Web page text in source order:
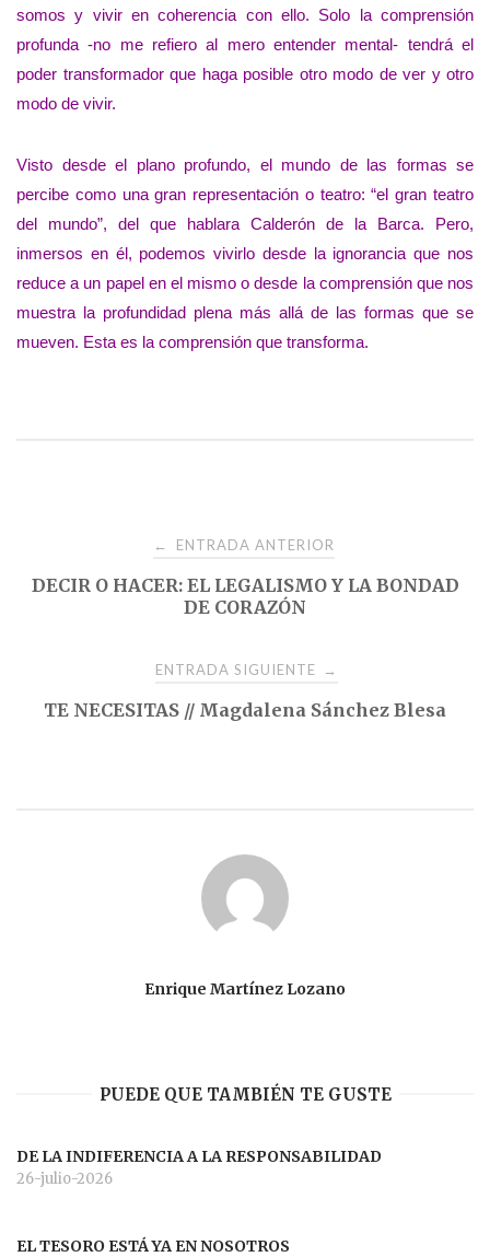
somos y vivir en coherencia con ello. Solo la comprensión
profunda -no me refiero al mero entender mental- tendrá el
poder transformador que haga posible otro modo de ver y otro
modo de vivir.
Visto desde el plano profundo, el mundo de las formas se
percibe como una gran representación o teatro: “el gran teatro
del mundo”, del que hablara Calderón de la Barca. Pero,
inmersos en él, podemos vivirlo desde la ignorancia que nos
reduce a un papel en el mismo o desde la comprensión que nos
muestra la profundidad plena más allá de las formas que se
mueven. Esta es la comprensión que transforma.
Navegación
de
← ENTRADA ANTERIOR
DECIR O HACER: EL LEGALISMO Y LA BONDAD
DE CORAZÓN
ENTRADA SIGUIENTE →
TE NECESITAS // Magdalena Sánchez Blesa
Enrique Martínez Lozano
PUEDE QUE TAMBIÉN TE GUSTE
DE LA INDIFERENCIA A LA RESPONSABILIDAD
26-julio-2026
EL TESORO ESTÁ YA EN NOSOTROS